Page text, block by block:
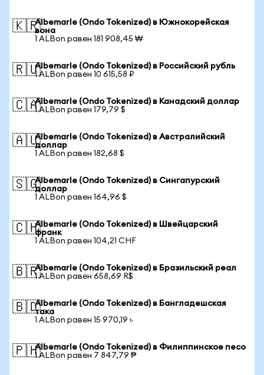
🇰🇷Albemarle (Ondo Tokenized) в Южнокорейская
вона
1 ALBon равен 181 908,45 ₩
🇷🇺Albemarle (Ondo Tokenized) в Российский рубль
1 ALBon равен 10 615,58 ₽
🇨🇦Albemarle (Ondo Tokenized) в Канадский доллар
1 ALBon равен 179,79 $
🇦🇺Albemarle (Ondo Tokenized) в Австралийский
доллар
1 ALBon равен 182,68 $
🇸🇬Albemarle (Ondo Tokenized) в Сингапурский
доллар
1 ALBon равен 164,96 $
🇨🇭Albemarle (Ondo Tokenized) в Швейцарский
франк
1 ALBon равен 104,21 CHF
🇧🇷Albemarle (Ondo Tokenized) в Бразильский реал
1 ALBon равен 658,69 R$
🇧🇩Albemarle (Ondo Tokenized) в Бангладешская
така
1 ALBon равен 15 970,19 ৳
🇵🇭Albemarle (Ondo Tokenized) в Филиппинское песо
1 ALBon равен 7 847,79 ₱